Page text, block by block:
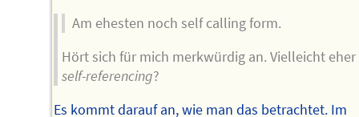
Am ehesten noch self calling form.
Hört sich für mich merkwürdig an. Vielleicht eher
self-referencing?
Es kommt darauf an, wie man das betrachtet. Im